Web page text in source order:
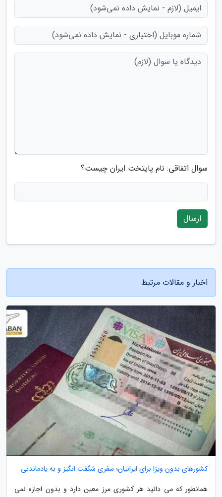
سوال اتفاقی: نام پایتخت ایران چیست؟
ارسال
اخبار و مقالات مرتبط
کشورهای بدون ویزا برای ایرانیان؛ سفری شگفت انگیز و به یادماندنی
همانطور که می دانید هر کشوری مرز معین دارد و بدون اجازه نمی